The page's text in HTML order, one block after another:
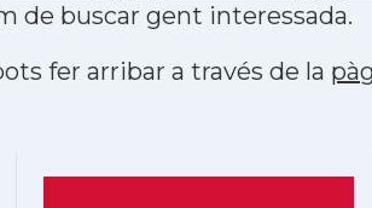
de buscar gent interessada.
fer arribar a través de la